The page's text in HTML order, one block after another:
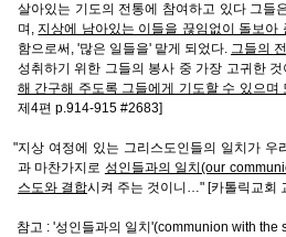
살아있는 기도의 전통에 참여하고 있다 그들
며, 지상에 남아있는 이들을 끊임없이 돌보아
함으로써, '많은 일들을' 맡게 되었다. 그들의
성취하기 위한 그들의 봉사 중 가장 고귀한 것
해 간구해 주도록 그들에게 기도할 수 있으며
제4편 p.914-915 #2683]
"지상 여정에 있는 그리스도인들의 일치가 우
과 마찬가지로 성인들과의 일치(our
스도와 결합시켜 주는 것이니…" [카톨릭교회
참고 : '성인들과의 일치'(communion with the